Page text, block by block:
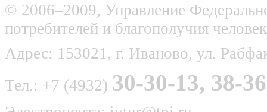
© 2006–2009, Управление
потребителей и благополучия
Адрес: 153021, г. Иваново, ул.
Тел.: +7 (4932) 30-30-13, 38-